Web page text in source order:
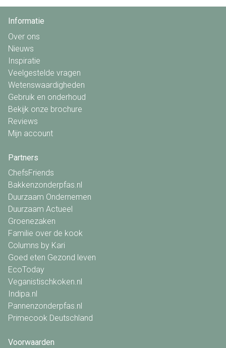
Informatie
Over ons
Nieuws
Inspiratie
Veelgestelde vragen
Wetenswaardigheden
Gebruik en onderhoud
Bekijk onze brochure
Reviews
Mijn account
Partners
ChefsFriends
Bakkenzonderpfas.nl
Duurzaam Ondernemen
Duurzaam Actueel
Groenezaken
Familie over de kook
Columns by Kari
Goed eten Gezond leven
EcoToday
Veganistischkoken.nl
Indipa.nl
Pannenzonderpfas.nl
Primecook Deutschland
Voorwaarden